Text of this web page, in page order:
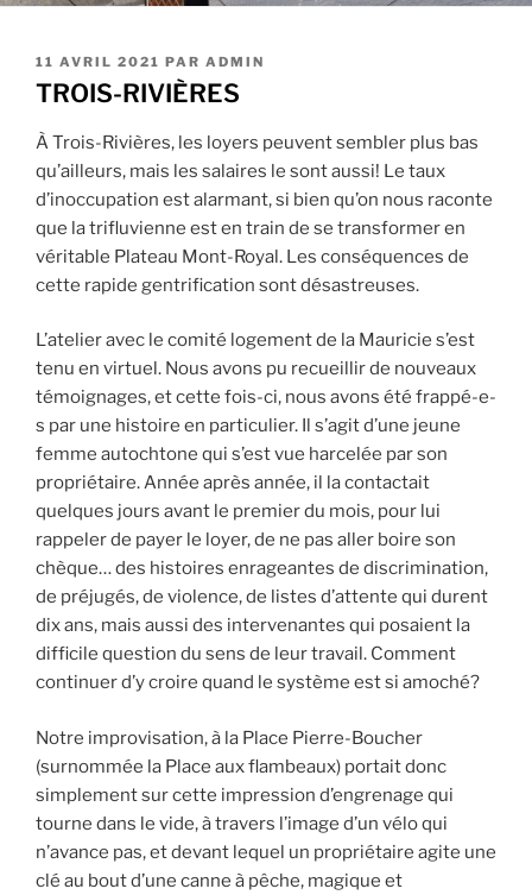
PUBLIÉ
LE
11 AVRIL 2021 PAR ADMIN
TROIS-RIVIÈRES
À Trois-Rivières, les loyers peuvent sembler plus bas
qu’ailleurs, mais les salaires le sont aussi! Le taux
d’inoccupation est alarmant, si bien qu’on nous raconte
que la trifluvienne est en train de se transformer en
véritable Plateau Mont-Royal. Les conséquences de
cette rapide gentrification sont désastreuses.
L’atelier avec le comité logement de la Mauricie s’est
tenu en virtuel. Nous avons pu recueillir de nouveaux
témoignages, et cette fois-ci, nous avons été frappé-e-
s par une histoire en particulier. Il s’agit d’une jeune
femme autochtone qui s’est vue harcelée par son
propriétaire. Année après année, il la contactait
quelques jours avant le premier du mois, pour lui
rappeler de payer le loyer, de ne pas aller boire son
chèque… des histoires enrageantes de discrimination,
de préjugés, de violence, de listes d’attente qui durent
dix ans, mais aussi des intervenantes qui posaient la
difficile question du sens de leur travail. Comment
continuer d’y croire quand le système est si amoché?
Notre improvisation, à la Place Pierre-Boucher
(surnommée la Place aux flambeaux) portait donc
simplement sur cette impression d’engrenage qui
tourne dans le vide, à travers l’image d’un vélo qui
n’avance pas, et devant lequel un propriétaire agite une
clé au bout d’une canne à pêche, magique et